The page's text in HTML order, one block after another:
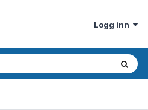
Logg inn